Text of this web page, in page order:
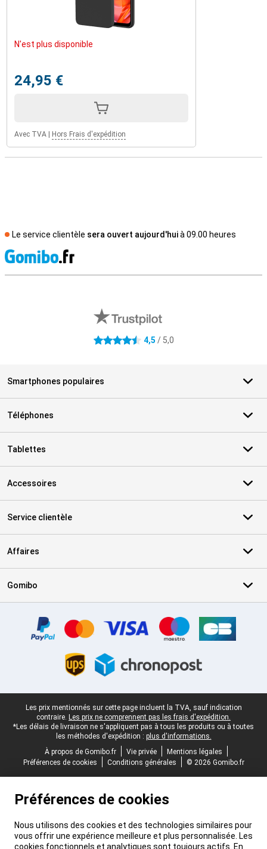
N'est plus disponible
24,95 €
Avec TVA Hors Frais d'expédition
Le service clientèle sera ouvert aujourd'huià 09.00 heures
4.5 étoiles 4,5 / 5,0
Smartphones populaires
Téléphones
Tablettes
Accessoires
Service clientèle
Affaires
Gomibo
Pied-de-page légal
Les prix mentionnés sur cette page incluent la TVA, sauf indication
contraire. Les prix ne comprennent pas les frais d'expédition.
*Les délais de livraison ne s'appliquent pas à tous les produits ou à toutes
les méthodes d'expédition : plus d'informations.
À propos de Gomibo.fr
Vie privée
Mentions légales
Préférences de cookies
Conditions générales © 2026 Gomibo.fr
Préférences de cookies
Nous utilisons des cookies et des technologies similaires pour
vous offrir une expérience meilleure et plus personnalisée. Les
cookies fonctionnels et analytiques sont toujours actifs. En